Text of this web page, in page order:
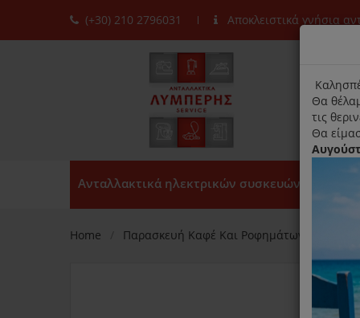
(+30) 210 2796031 Αποκλειστικά γνήσια
Ανταλλακτικά ηλεκτρικών συσκευών
Home Παρασκευή Καφέ Και Ροφημάτων
title
Θα
τις
Θα